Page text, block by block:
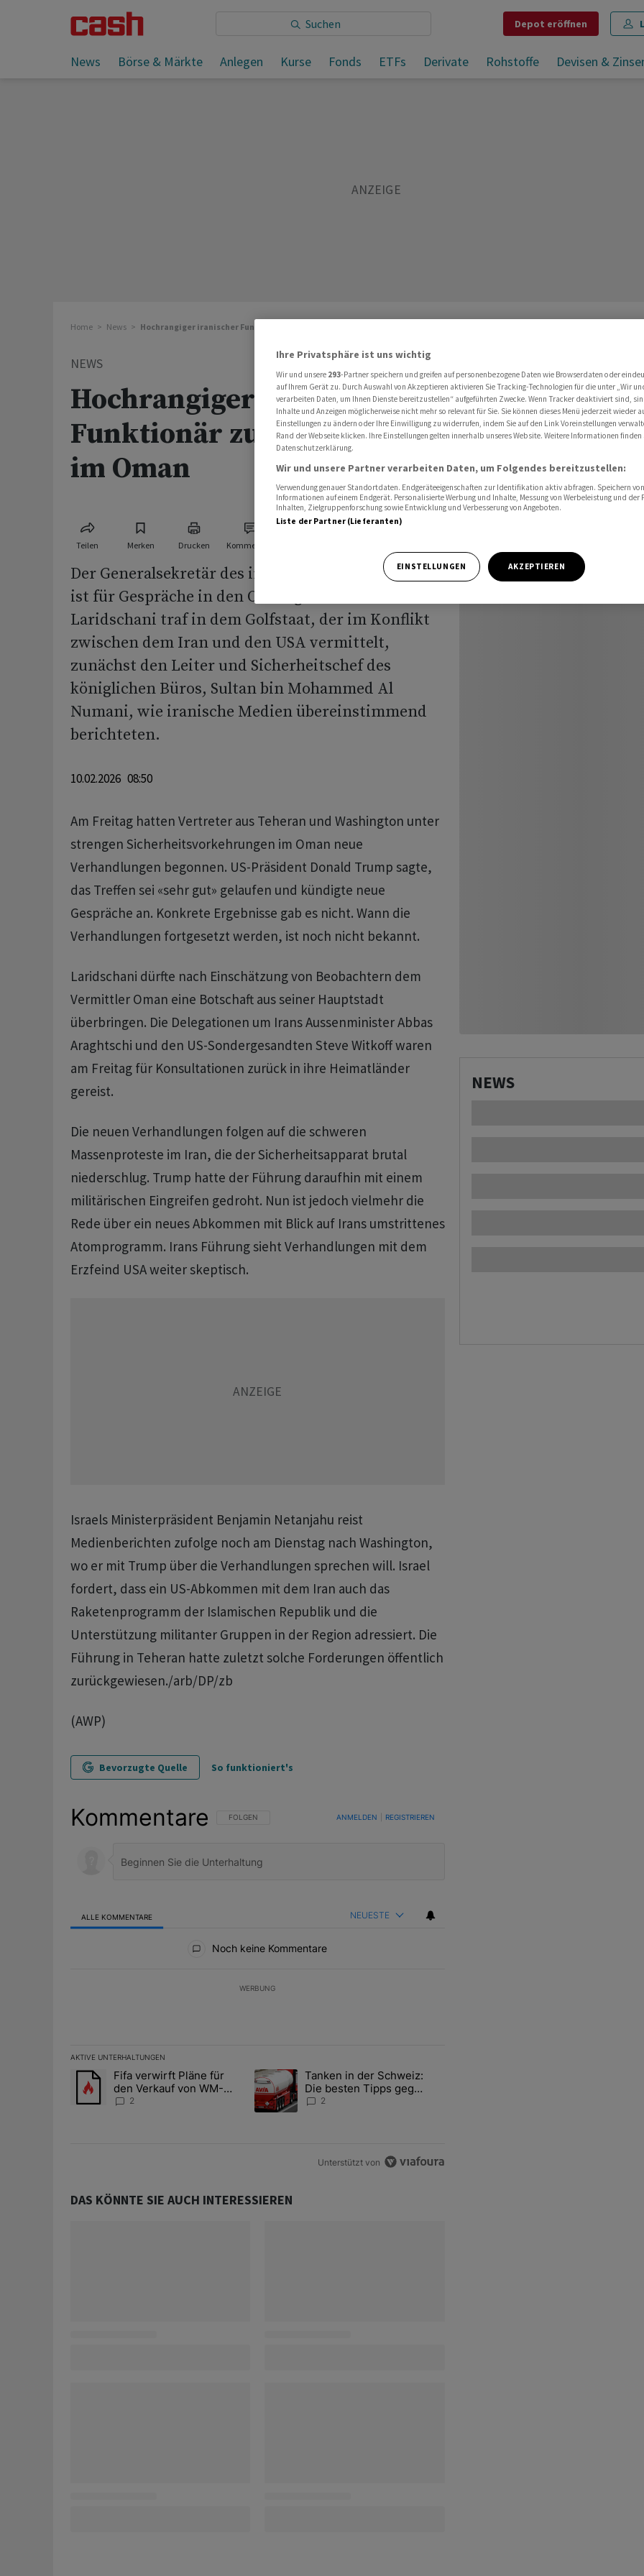
Depot eröffnen
News Börse & Märkte Anlegen Kurse Fonds ETFs Derivate Rohstoffe Devisen &
Sie lesen: Hochrangiger iranischer Funktionär zu Gesprächen im Oman
Teilen Merken Drucken Kommentare
Home News Hochrangiger iranischer Funktionär zu Gesprächen im Oman
NEWS
Hochrangiger iranischer
Funktionär zu Gesprächen
im Oman
Teilen Merken Drucken Kommentare
Der Generalsekretär des iranischen Sicherheitsrats
ist für Gespräche in den Oman gereist. Ali
Laridschani traf in dem Golfstaat, der im Konflikt
zwischen dem Iran und den USA vermittelt,
zunächst den Leiter und Sicherheitschef des
königlichen Büros, Sultan bin Mohammed Al
Numani, wie iranische Medien übereinstimmend
berichteten.
10.02.2026 08:50
Am Freitag hatten Vertreter aus Teheran und Washington unter
strengen Sicherheitsvorkehrungen im Oman neue
Verhandlungen begonnen. US-Präsident Donald Trump sagte,
das Treffen sei «sehr gut» gelaufen und kündigte neue
Gespräche an. Konkrete Ergebnisse gab es nicht. Wann die
Verhandlungen fortgesetzt werden, ist noch nicht bekannt.
Laridschani dürfte nach Einschätzung von Beobachtern dem
Vermittler Oman eine Botschaft aus seiner Hauptstadt
überbringen. Die Delegationen um Irans Aussenminister Abbas
Araghtschi und den US-Sondergesandten Steve Witkoff waren
am Freitag für Konsultationen zurück in ihre Heimatländer
gereist.
Die neuen Verhandlungen folgen auf die schweren
Massenproteste im Iran, die der Sicherheitsapparat brutal
niederschlug. Trump hatte der Führung daraufhin mit einem
militärischen Eingreifen gedroht. Nun ist jedoch vielmehr die
Rede über ein neues Abkommen mit Blick auf Irans umstrittenes
Atomprogramm. Irans Führung sieht Verhandlungen mit dem
Erzfeind USA weiter skeptisch.
Israels Ministerpräsident Benjamin Netanjahu reist
Medienberichten zufolge noch am Dienstag nach Washington,
wo er mit Trump über die Verhandlungen sprechen will. Israel
fordert, dass ein US-Abkommen mit dem Iran auch das
Raketenprogramm der Islamischen Republik und die
Unterstützung militanter Gruppen in der Region adressiert. Die
Führung in Teheran hatte zuletzt solche Forderungen öffentlich
zurückgewiesen./arb/DP/zb
(AWP)
Bevorzugte Quelle So funktioniert's
Kommentare FOLGE DIESER UNTERHALTUNG, UM BENACHRICHTIGT ZU WERDEN, WENN NEUE KOMMENTARE VERÖFFENTLICHT
FOLGEN ANMELDEN REGISTRIEREN
ALLE KOMMENTARE NEUESTE
Noch keine Kommentare
WERBUNG
AKTIVE UNTERHALTUNGEN
Das Folgende ist eine Liste der am meisten kommentierten Artikel der letzten 7 days.
Ein Trendartikel mit dem Titel "Fifa verwirft Pläne für den Verkauf von WM-Anteilen" mit 2 kommentare.
Fifa verwirft Pläne für
den Verkauf von WM-
Anteilen
2
Ein Trendartikel mit dem Titel "Tanken in der Schweiz: Die besten Tipps gegen
Tanken in der Schweiz:
Die besten Tipps gegen
teuren Sprit
2
Unterstützt von
DAS KÖNNTE SIE AUCH INTERESSIEREN
NEWS
Ihre Privatsphäre ist uns wichtig
Wir und unsere 293-Partner speichern und greifen auf personenbezogene Daten wie Browserdaten oder
auf Ihrem Gerät zu. Durch Auswahl von Akzeptieren aktivieren Sie Tracking-Technologien für die unter „Wir
verarbeiten Daten, um Ihnen Dienste bereitzustellen“ aufgeführten Zwecke. Wenn Tracker deaktiviert sind,
Inhalte und Anzeigen möglicherweise nicht mehr so relevant für Sie. Sie können dieses Menü jederzeit wieder
Einstellungen zu ändern oder Ihre Einwilligung zu widerrufen, indem Sie auf den Link Voreinstellungen
Rand der Webseite klicken. Ihre Einstellungen gelten innerhalb unseres Website. Weitere Informationen finden
Datenschutzerklärung.
Wir und unsere Partner verarbeiten Daten, um Folgendes bereitzustellen:
Verwendung genauer Standortdaten. Endgeräteeigenschaften zur Identifikation aktiv abfragen. Speichern
Informationen auf einem Endgerät. Personalisierte Werbung und Inhalte, Messung von Werbeleistung und der
Inhalten, Zielgruppenforschung sowie Entwicklung und Verbesserung von Angeboten.
Liste der Partner (Lieferanten)
EINSTELLUNGEN AKZEPTIEREN